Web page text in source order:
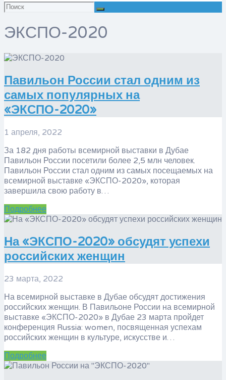
Искать:
ЭКСПО-2020
Павильон России стал одним из
самых популярных на
«ЭКСПО-2020»
1 апреля, 2022
За 182 дня работы всемирной выставки в Дубае
Павильон России посетили более 2,5 млн человек.
Павильон России стал одним из самых посещаемых на
всемирной выставке «ЭКСПО-2020», которая
завершила свою работу в…
Подробнее
На «ЭКСПО-2020» обсудят успехи
российских женщин
23 марта, 2022
На всемирной выставке в Дубае обсудят достижения
российских женщин. В Павильоне России на всемирной
выставке «ЭКСПО-2020» в Дубае 23 марта пройдет
конференция Russia: women, посвященная успехам
российских женщин в культуре, искусстве и…
Подробнее